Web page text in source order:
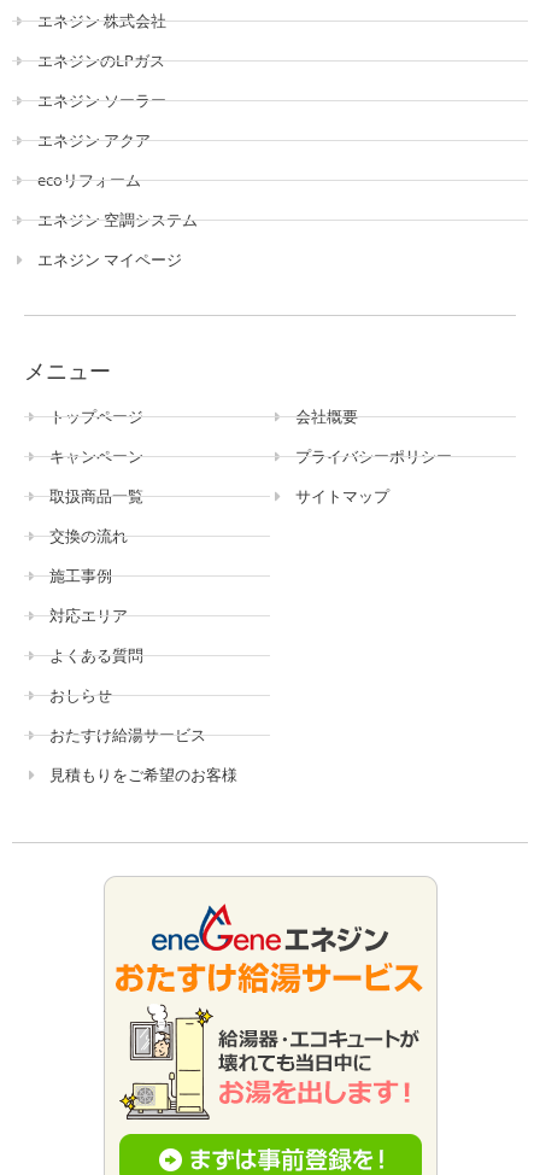
メニュー
トップページ
キャンペーン
取扱商品一覧
交換の流れ
施工事例
対応エリア
よくある質問
おしらせ
おたすけ給湯サービス
見積もりをご希望のお客様
会社概要
プライバシーポリシー
サイトマップ
エネジン 株式会社
エネジンのLPガス
エネジン ソーラー
エネジン アクア
ecoリフォーム
エネジン 空調システム
エネジン マイページ